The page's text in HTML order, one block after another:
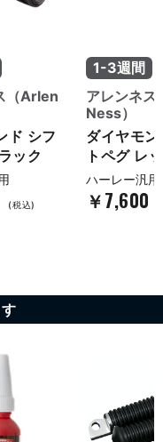
（Arlen
ド シフ
ック
(税込)
1-3週間
アレンネ
Ness）
ダイヤモ
トペグ レ
ハーレー汎用
￥7,600